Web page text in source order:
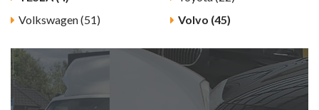
Volkswagen (51)
Volvo (45)